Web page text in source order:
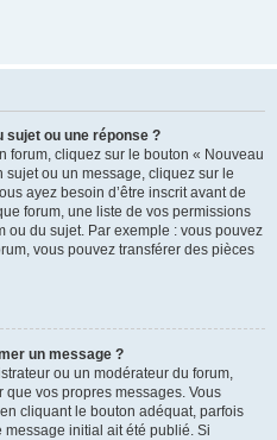
sujet ou une réponse ?
forum, cliquez sur le bouton « Nouveau
ou un message, cliquez sur le
ayez besoin d’être inscrit avant de
forum, une liste de vos permissions
ou du sujet. Par exemple : vous pouvez
vous pouvez transférer des pièces
un message ?
ou un modérateur du forum,
vos propres messages. Vous
cliquant le bouton adéquat, parfois
initial ait été publié. Si